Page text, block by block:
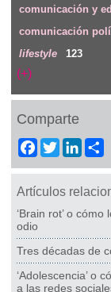
comunicación y
comunicación
lifestyle
123
(+)
Comparte
Facebook
Twitter
Artículos
‘Brain rot’ o
odio
Tres décadas de
‘Adolescencia’ o
a las redes